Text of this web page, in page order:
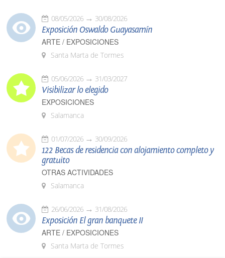
08/05/2026 30/08/2026
Exposición Oswaldo Guayasamín
ARTE / EXPOSICIONES
Santa Marta de Tormes
05/06/2026 31/03/2027
Visibilizar lo elegido
EXPOSICIONES
Salamanca
01/07/2026 30/09/2026
122 Becas de residencia con alojamiento completo y
gratuito
OTRAS ACTIVIDADES
Salamanca
26/06/2026 31/08/2026
Exposición El gran banquete II
ARTE / EXPOSICIONES
Santa Marta de Tormes